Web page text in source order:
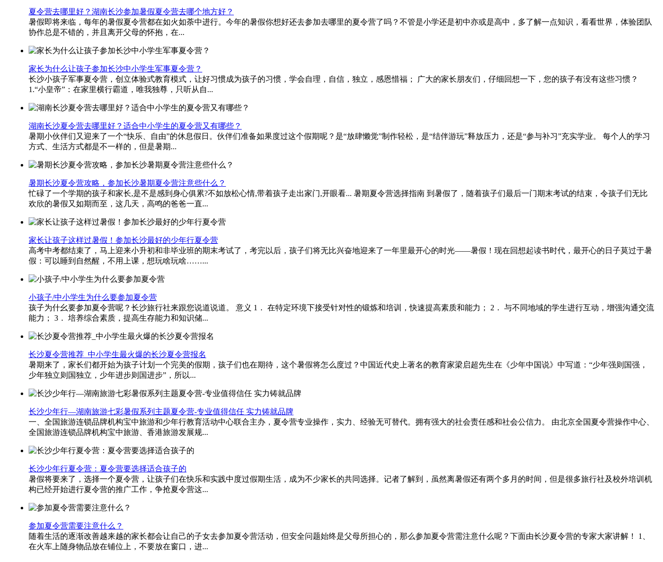
夏令营去哪里好？湖南长沙参加暑假夏令营去哪个地方好？
暑假即将来临，每年的暑假夏令营都在如火如荼中进行。今年的暑假你想好还去参加去哪里的夏令营了吗？不管是小学还是初中亦或是高中，多了解一点知识，看看世界，体验团队
协作总是不错的，并且离开父母的怀抱，在...
家长为什么让孩子参加长沙中小学生军事夏令营？
长沙小孩子军事夏令营，创立体验式教育模式，让好习惯成为孩子的习惯，学会自理，自信，独立，感恩惜福； 广大的家长朋友们，仔细回想一下，您的孩子有没有这些习惯？
1.“小皇帝”：在家里横行霸道，唯我独尊，只听从自...
湖南长沙夏令营去哪里好？适合中小学生的夏令营又有哪些？
暑期小伙伴们又迎来了一个“快乐、自由”的休息假日。伙伴们准备如果度过这个假期呢？是“放肆懒觉”制作轻松，是“结伴游玩”释放压力，还是“参与补习”充实学业。 每个人的学习
方式、生活方式都是不一样的，但是暑期...
暑期长沙夏令营攻略，参加长沙暑期夏令营注意些什么？
忙碌了一个学期的孩子和家长,是不是感到身心俱累?不如放松心情,带着孩子走出家门,开眼看... 暑期夏令营选择指南 到暑假了，随着孩子们最后一门期末考试的结束，令孩子们无比
欢欣的暑假又如期而至，这几天，高鸣的爸爸一直...
家长让孩子这样过暑假！参加长沙最好的少年行夏令营
高考中考都结束了，马上迎来小升初和非毕业班的期末考试了，考完以后，孩子们将无比兴奋地迎来了一年里最开心的时光——暑假！现在回想起读书时代，最开心的日子莫过于暑
假：可以睡到自然醒，不用上课，想玩啥玩啥……...
小孩子/中小学生为什么要参加夏令营
孩子为什幺要参加夏令营呢？长沙旅行社来跟您说道说道。 意义 1． 在特定环境下接受针对性的锻炼和培训，快速提高素质和能力； 2． 与不同地域的学生进行互动，增强沟通交流
能力； 3． 培养综合素质，提高生存能力和知识储...
长沙夏令营推荐_中小学生最火爆的长沙夏令营报名
暑期来了，家长们都开始为孩子计划一个完美的假期，孩子们也在期待，这个暑假将怎么度过？中国近代史上著名的教育家梁启超先生在《少年中国说》中写道：“少年强则国强，
少年独立则国独立，少年进步则国进步”，所以...
长沙少年行—湖南旅游七彩暑假系列主题夏令营-专业值得信任 实力铸就品牌
一、全国旅游连锁品牌机构宝中旅游和少年行教育活动中心联合主办，夏令营专业操作，实力、经验无可替代。拥有强大的社会责任感和社会公信力。 由北京全国夏令营操作中心、
全国旅游连锁品牌机构宝中旅游、香港旅游发展规...
长沙少年行夏令营：夏令营要选择适合孩子的
暑假将要来了，选择一个夏令营，让孩子们在快乐和实践中度过假期生活，成为不少家长的共同选择。记者了解到，虽然离暑假还有两个多月的时间，但是很多旅行社及校外培训机
构已经开始进行夏令营的推广工作，争抢夏令营这...
参加夏令营需要注意什么？
随着生活的逐渐改善越来越的家长都会让自己的子女去参加夏令营活动，但安全问题始终是父母所担心的，那么参加夏令营需注意什么呢？下面由长沙夏令营的专家大家讲解！ 1、
在火车上随身物品放在铺位上，不要放在窗口，进...